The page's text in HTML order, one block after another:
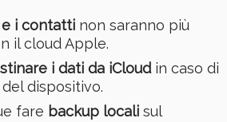
i contattinon saranno più
il cloud Apple.
i dati da iCloudin caso di
dispositivo.
fare backup localisul